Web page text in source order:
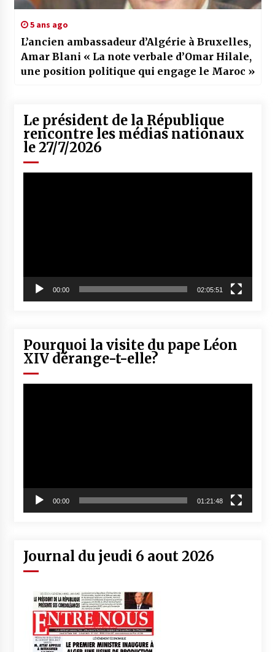
5 ans ago
L’ancien ambassadeur d’Algérie à Bruxelles,
Amar Blani « La note verbale d’Omar Hilale,
une position politique qui engage le Maroc »
Le président de la République
rencontre les médias nationaux
le 27/7/2026
00:00 02:05:51
Pourquoi la visite du pape Léon
XIV dérange-t-elle?
00:00 01:21:48
Journal du jeudi 6 aout 2026